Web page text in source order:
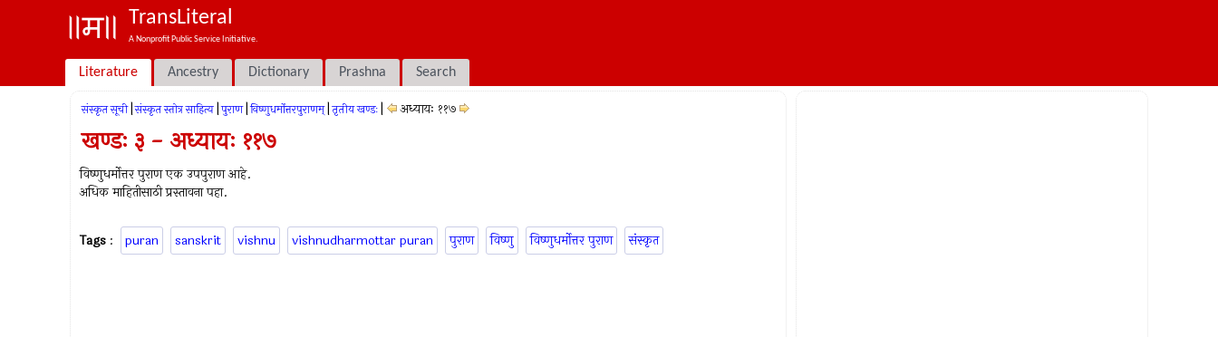
TransLiteral
A Nonprofit Public Service Initiative.
Literature Ancestry Dictionary Prashna Search
संस्कृत सूची संस्कृत स्तोत्र साहित्य पुराण विष्णुधर्मोत्तरपुराणम् तृतीय खण्डः अध्यायः ११७
खण्डः ३ - अध्यायः ११७
विष्णुधर्मोत्तर पुराण एक उपपुराण आहे.
अधिक माहितीसाठी प्रस्तावना पहा.
Tags : puran sanskrit vishnu vishnudharmottar puran पुराण विष्णु विष्णुधर्मोत्तर पुराण संस्कृत